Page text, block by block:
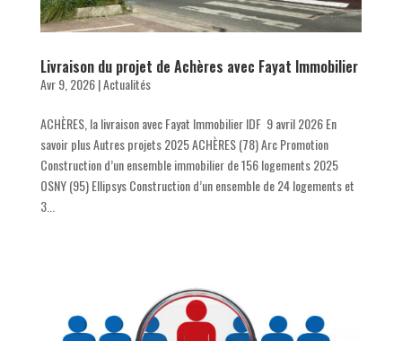
Livraison du projet de Achères avec Fayat Immobilier
Avr 9, 2026|Actualités
ACHÈRES, la livraison avec Fayat Immobilier IDF 9 avril 2026 En
savoir plus Autres projets 2025 ACHÈRES (78) Arc Promotion
Construction d’un ensemble immobilier de 156 logements 2025
OSNY (95) Ellipsys Construction d’un ensemble de 24 logements et
3...